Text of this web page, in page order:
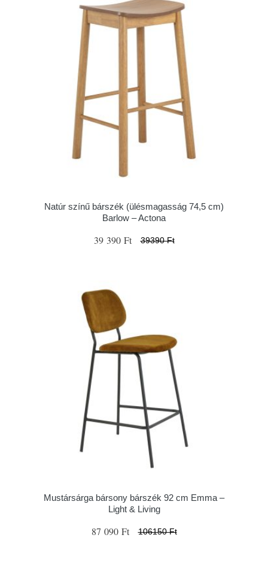
Natúr színű bárszék (ülésmagasság 74,5 cm)
Barlow – Actona
39 390 Ft 39390 Ft
Mustársárga bársony bárszék 92 cm Emma –
Light & Living
87 090 Ft 106150 Ft